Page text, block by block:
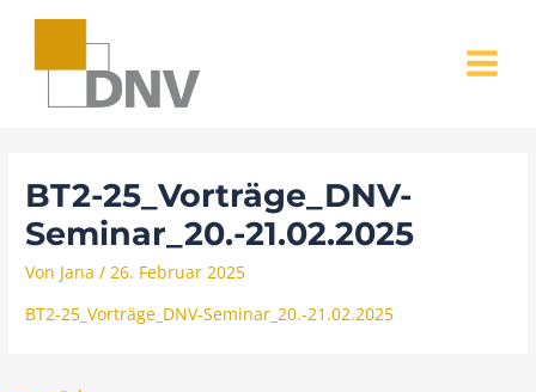
Zum
springen
MENU
BT2-25_Vorträge_DNV-
Seminar_20.-21.02.2025
Von Jana/ 26. Februar 2025
BT2-25_Vorträge_DNV-Seminar_20.-21.02.2025